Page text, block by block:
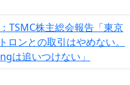
TSMC株主総会報告「東京
ロンとの取引はやめない。
は追いつけない」